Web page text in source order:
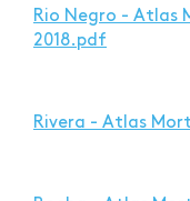
Rio Negro - Atlas
2018.pdf
Rivera - Atlas